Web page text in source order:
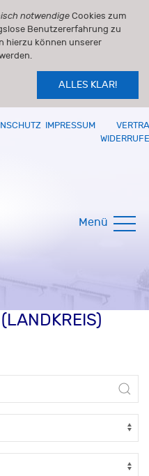
notwendige Cookies zum
Benutzererfahrung zu
hierzu können unserer
ALLES KLAR!
IMPRESSUM
Menü